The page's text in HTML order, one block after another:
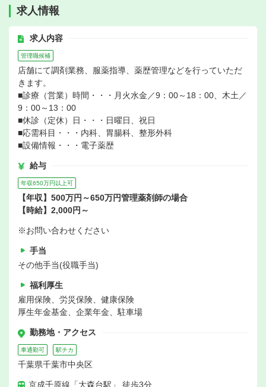
求人情報
求人内容
管理職候補
店舗にて調剤業務、服薬指導、薬歴管理などを行っていただ
きます。
■診療（営業）時間・・・月火水金／9：00～18：00、木土／
9：00～13：00
■休診（定休）日・・・日曜日、祝日
■応需科目・・・内科、胃腸科、整形外科
■設備情報・・・電子薬歴
給与
年収650万円以上可
【年収】500万円～650万円管理薬剤師の場合
【時給】2,000円～
※お問い合わせください
手当
その他手当(役職手当)
福利厚生
雇用保険、労災保険、健康保険
厚生年金基金、企業年金、駐車場
勤務地・アクセス
車通勤可 駅チカ
千葉県千葉市中央区
京成千原線「大森台駅」 徒歩3分